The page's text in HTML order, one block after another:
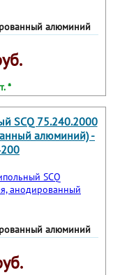
алюминий
*
SCQ 75.240.2000
алюминий) -
алюминий